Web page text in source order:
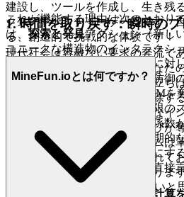
これが機能する理由は次のとおり
は、 探索と発見アクション（新し
ユニークな構造物のインタラクシ
受動的な防御や大規模な建設に対
的な基地は、メンテナンスと防御
を要求し、探索プールからRPM
略は、使い捨ての防御と最小限の
ことに依存しており、スコア係数
に押し込むことができる。長期的
的な高リスク探索と引き換えにす
かるスコアリングカテゴリに直接
記念碑の建設はやめ、効率の計算
1. 時間を取り戻す：瞬時の
現代社会は容赦ない要求の奔流で
の時間を作り出したとき、あなた
たちは、あなたと冒険の間に立ち
べてのイライラする遅延を排除す
す。遅いダウンロード、複雑なイ
デートによって、あなたの喜びが
す。私たちのプラットフォームは
クノロジーに基づいて構築されて
瞬間にゲームが利用可能になりま
MineFun.io をプレイしたいと
建設し、ツールを作成し、生き残
クスアドベンチャーゲームです。
る、創造的で挑戦的な体験です！
MineFun.ioとは何ですか？